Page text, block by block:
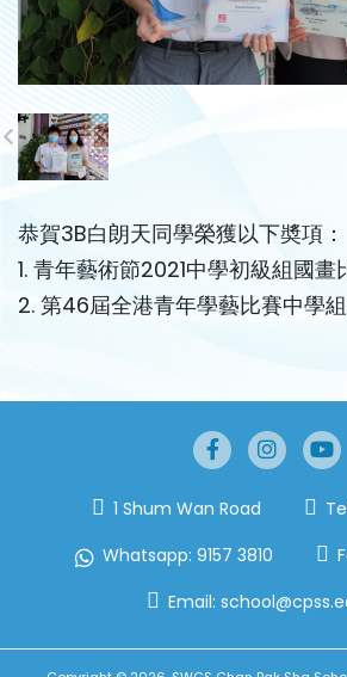
恭賀3B白朗天同學榮獲以下奬項：
1. 青年藝術節2021中學初級組國畫
2. 第46屆全港青年學藝比賽中學
1 Shum Wan Road
Whatsapp: 9157 3810
Email: